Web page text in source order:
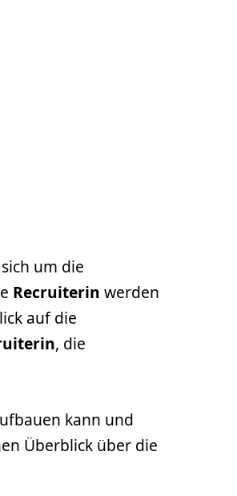
um die
Recruiterin werden
auf die
, die
kann und
Überblick über die